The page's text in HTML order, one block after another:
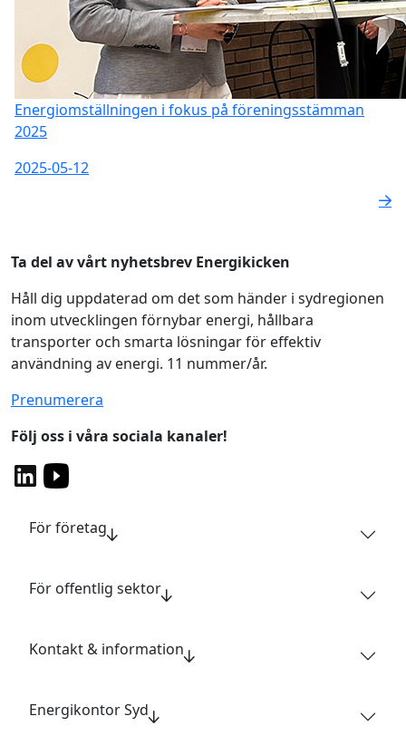
Energiomställningen i fokus på föreningsstämman
2025
2025-05-12
Ta del av vårt nyhetsbrev Energikicken
Håll dig uppdaterad om det som händer i sydregionen
inom utvecklingen förnybar energi, hållbara
transporter och smarta lösningar för effektiv
användning av energi. 11 nummer/år.
Prenumerera
Följ oss i våra sociala kanaler!
För företag
För offentlig sektor
Kontakt & information
Energikontor Syd